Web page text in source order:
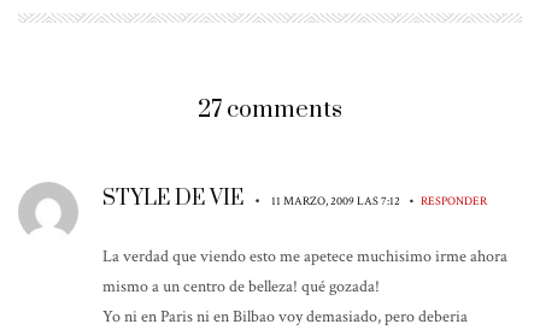
27 comments
STYLE DE VIE • 11 MARZO, 2009 LAS 7:12 • RESPONDER
La verdad que viendo esto me apetece muchisimo irme ahora
mismo a un centro de belleza! qué gozada!
Yo ni en Paris ni en Bilbao voy demasiado, pero deberia